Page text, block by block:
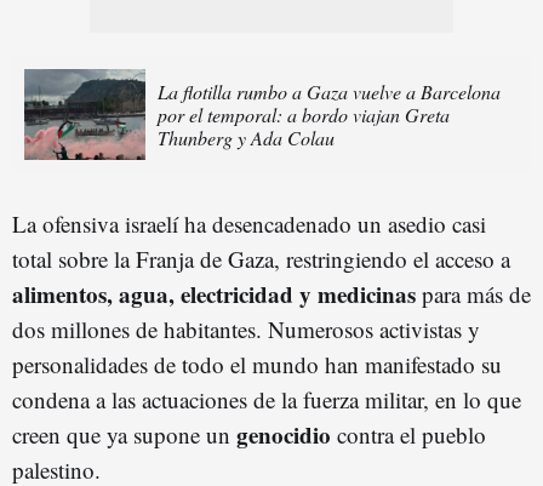
La flotilla rumbo a Gaza vuelve a Barcelona
por el temporal: a bordo viajan Greta
Thunberg y Ada Colau
La ofensiva israelí ha desencadenado un asedio casi
total sobre la Franja de Gaza, restringiendo el acceso a
alimentos, agua, electricidad y medicinas para más de
dos millones de habitantes. Numerosos activistas y
personalidades de todo el mundo han manifestado su
condena a las actuaciones de la fuerza militar, en lo que
creen que ya supone un genocidio contra el pueblo
palestino.